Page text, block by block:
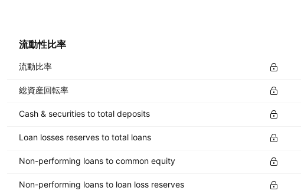
流動性比率
流動比率
総資産回転率
Cash & securities to total deposits
Loan losses reserves to total loans
Non-performing loans to common equity
Non-performing loans to loan loss reserves